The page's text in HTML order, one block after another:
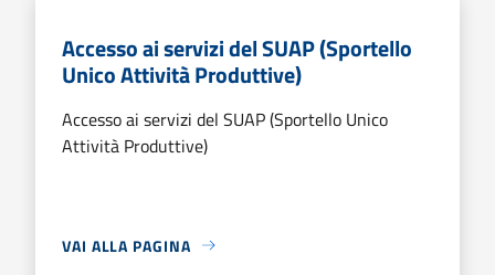
Accesso ai servizi del SUAP (Sportello
Unico Attività Produttive)
Accesso ai servizi del SUAP (Sportello Unico
Attività Produttive)
VAI ALLA PAGINA